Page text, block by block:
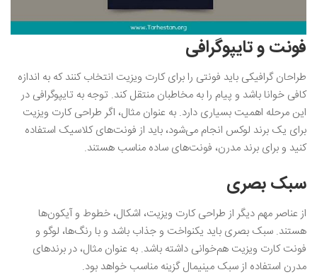
فونت و تایپوگرافی
طراحان گرافیکی باید فونتی را برای کارت ویزیت انتخاب کنند که به اندازه
کافی خوانا باشد و پیام را به مخاطبان منتقل کند. توجه به تایپوگرافی در
این مرحله اهمیت بسیاری دارد. به عنوان مثال، اگر طراحی کارت ویزیت
برای یک برند لوکس انجام می‌شود، باید از فونت‌های کلاسیک استفاده
کنید و برای برند مدرن، فونت‌های ساده مناسب هستند.
سبک بصری
از عناصر مهم دیگر از طراحی کارت ویزیت، اشکال، خطوط و آیکون‌ها
هستند. سبک بصری باید یکنواخت و جذاب باشد و با رنگ‌ها، لوگو و
فونت کارت ویزیت هم‌خوانی داشته باشد. به عنوان مثال، در برندهای
مدرن استفاده از سبک مینیمال گزینه مناسب خواهد بود.